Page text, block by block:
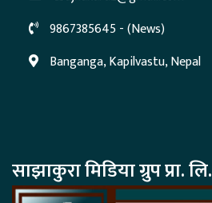
9867385645 - (News)
Banganga, Kapilvastu, Nepal
साझाकुरा मिडिया ग्रुप प्रा. लि.